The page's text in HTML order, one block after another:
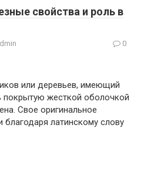
свойства и роль в
0
или деревьев, имеющий
покрытую жесткой оболочкой
Свое оригинальное
благодаря латинскому слову